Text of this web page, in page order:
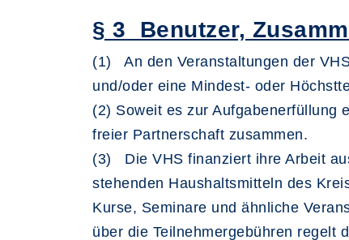
§ 3 Benutzer,
(1) An den Veranstaltungen der
und/oder eine Mindest- oder
(2) Soweit es zur Aufgabenerfüllung
freier Partnerschaft zusammen.
(3) Die VHS finanziert ihre Arbeit
stehenden Haushaltsmitteln des
Kurse, Seminare und ähnliche
über die Teilnehmergebühren regelt